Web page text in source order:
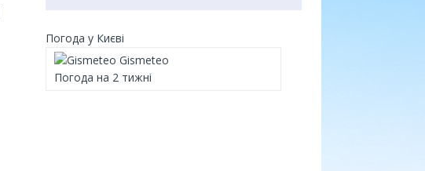
Погода у Києві
Gismeteo
Погода на 2 тижні